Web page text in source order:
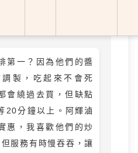
第一？因為他們的醬
製，吃起來不會死
會繞過去買，但缺點
20分鐘以上。阿輝滷
惠，我喜歡他們的炒
服務有時慢吞吞，讓